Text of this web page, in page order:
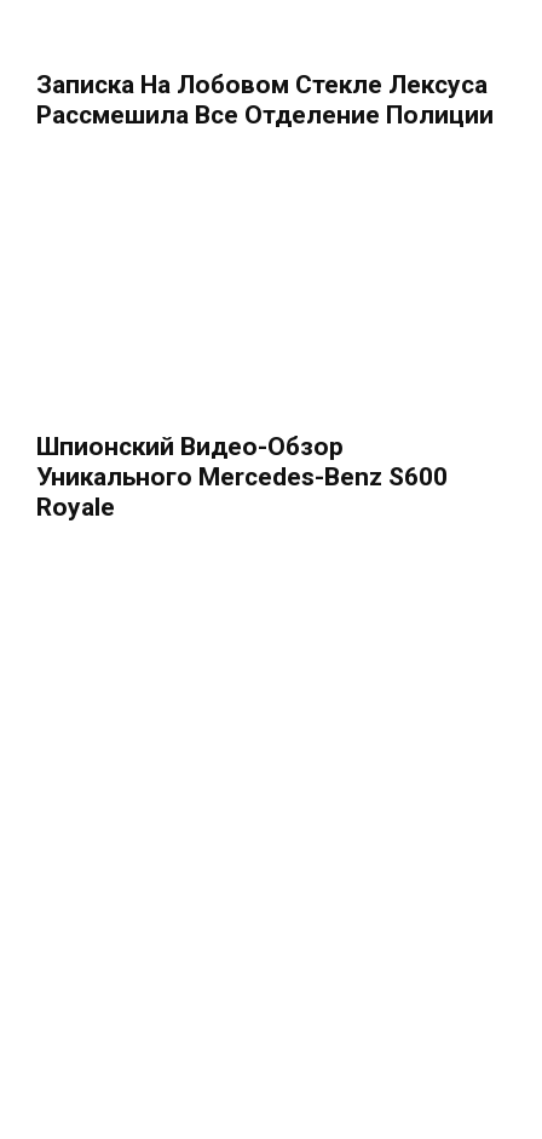
Записка На Лобовом Стекле Лексуса
Рассмешила Все Отделение Полиции
Шпионский Видео-Обзор
Уникального Mercedes-Benz S600
Royale